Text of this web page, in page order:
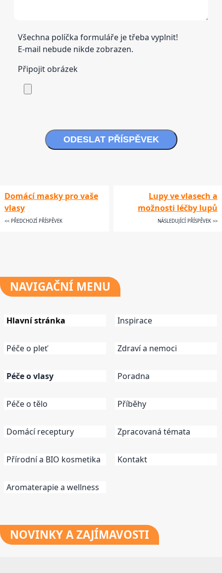
Všechna políčka formuláře je třeba vyplnit!
E-mail nebude nikde zobrazen.
Připojit obrázek
ODESLAT PŘÍSPĚVEK
Domácí masky pro vaše
vlasy
<< PŘEDCHOZÍ PŘÍSPĚVEK
Lupy ve vlasech a
možnosti léčby lupů
NÁSLEDUJÍCÍ PŘÍSPĚVEK >>
NAVIGAČNÍ MENU
Hlavní stránka
Péče o pleť
Péče o vlasy
Péče o tělo
Domácí receptury
Přírodní a BIO kosmetika
Aromaterapie a wellness
Inspirace
Zdraví a nemoci
Poradna
Příběhy
Zpracovaná témata
Kontakt
NOVINKYA ZAJÍMAVOSTI